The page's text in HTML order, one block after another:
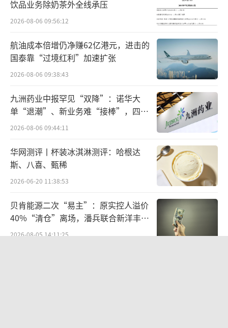
额持续攀升。贵州茅台存货同比增长13.04%，
泸州老窖存货增长14.99%，五粮液成品酒库存
量同比暴增306.9%，达到2.51万吨。“这意味
着，即便渠道商不再进货，现有的库存也需市
场消化相当长一段时间。”
过去十年，白酒行业习惯了“量价齐
升”的增长惯性——品牌不断涨价、渠道不断压
货、经销商不断扩张。然而到了一个深度调整
期，白酒行业必须更清醒地了解市场的真实需
求。
高端酒还有多少市场
如果说量的萎缩是“温水煮青蛙”，那么
价的崩塌则是突如其来的一盆冷水。
饮品业务除奶茶外全线承压
2026-08-06 09:56:12
航油成本倍增仍净赚62亿港元，进击的
国泰靠“过境红利”加速扩张
2026-08-06 09:38:43
九洲药业中报罕见“双降”：诺华大
单“退潮”、新业务难“接棒”，四大
难关待闯
2026-08-06 09:44:11
华网测评丨杯装冰淇淋测评：哈根达
斯、八喜、甄稀
2026-06-20 11:38:53
贝肯能源二次“易主”：原实控人溢价
40%“清仓”离场，潘兵联合新洋丰、
宏科百世拟入主
2026-08-05 14:11:25